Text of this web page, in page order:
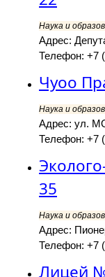
Наука и
Адрес:
Телефон: +7
Чуоо
Наука и
Адрес: ул.
Телефон: +7
35
Наука и
Адрес:
Телефон: +7
Лицей